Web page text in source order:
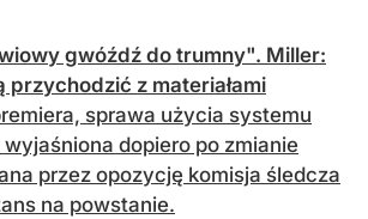
gwóźdź do trumny". Miller:
przychodzić z materiałami
sprawa użycia systemu
dopiero po zmianie
przez opozycję komisja śledcza
na powstanie.